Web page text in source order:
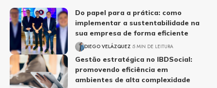
Do papel para a prática: como
implementar a sustentabilidade na
sua empresa de forma eficiente
DIEGO VELÁZQUEZ 5 MIN DE LEITURA
Gestão estratégica no IBDSocial:
promovendo eficiência em
ambientes de alta complexidade